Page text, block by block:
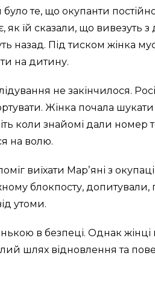
те, що окупанти
як їй сказали, що вивезуть
назад. Під тиском жінка
на дитину.
не закінчилося.
Жінка почала шукати
коли знайомі дали номер
на волю.
виїхати Марʼяні з
блокпосту,
утоми.
в безпеці. Однак жінці
шлях відновлення та